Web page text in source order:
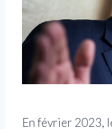
En février 2023,